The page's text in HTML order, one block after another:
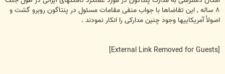
۸ ساله , اين تقاضاها با جواب منفی مقامات مسئول در پنتاگون روبرو گشت و
اصولأ آمريکاييها وجود چنين مدارکی را انکار نمودند .